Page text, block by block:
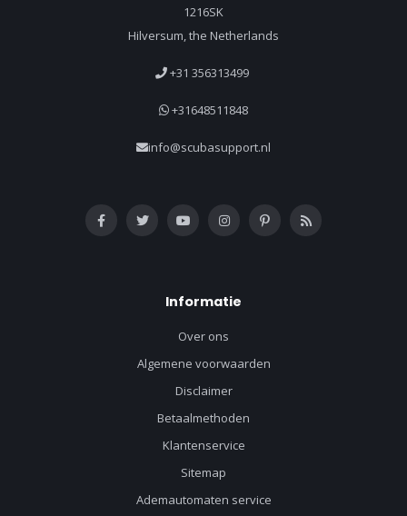
1216SK
Hilversum, the Netherlands
+31 356313499
+31648511848
info@scubasupport.nl
Informatie
Over ons
Algemene voorwaarden
Disclaimer
Betaalmethoden
Klantenservice
Sitemap
Ademautomaten service